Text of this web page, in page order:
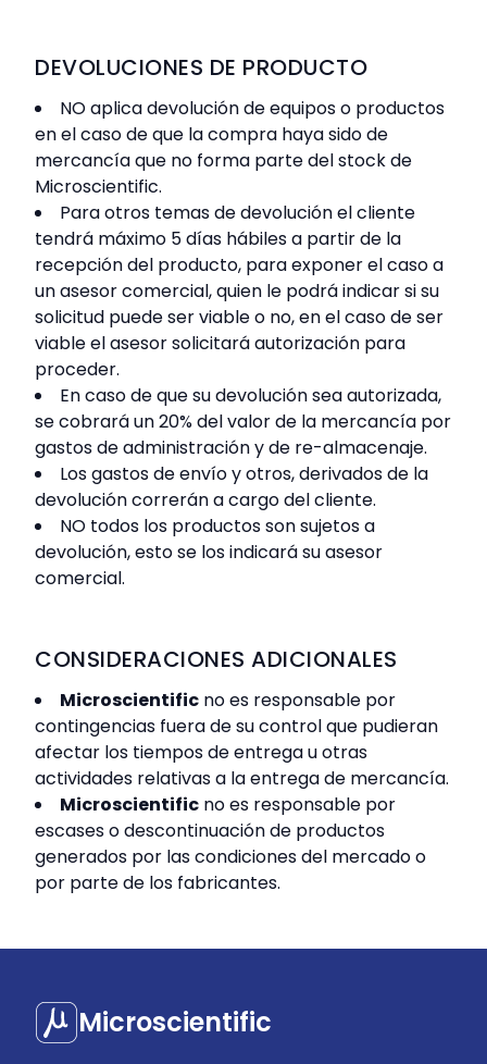
DEVOLUCIONES DE PRODUCTO
NO aplica devolución de equipos o productos
en el caso de que la compra haya sido de
mercancía que no forma parte del stock de
Microscientific.
Para otros temas de devolución el cliente
tendrá máximo 5 días hábiles a partir de la
recepción del producto, para exponer el caso a
un asesor comercial, quien le podrá indicar si su
solicitud puede ser viable o no, en el caso de ser
viable el asesor solicitará autorización para
proceder.
En caso de que su devolución sea autorizada,
se cobrará un 20% del valor de la mercancía por
gastos de administración y de re-almacenaje.
Los gastos de envío y otros, derivados de la
devolución correrán a cargo del cliente.
NO todos los productos son sujetos a
devolución, esto se los indicará su asesor
comercial.
CONSIDERACIONES ADICIONALES
Microscientific no es responsable por
contingencias fuera de su control que pudieran
afectar los tiempos de entrega u otras
actividades relativas a la entrega de mercancía.
Microscientific no es responsable por
escases o descontinuación de productos
generados por las condiciones del mercado o
por parte de los fabricantes.
Microscientific